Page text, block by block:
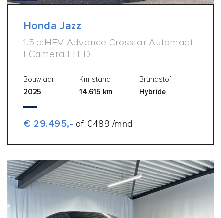
Honda Jazz
1.5 e:HEV Advance Crosstar Automaat
| Camera | LED
Bouwjaar
2025
Km-stand
14.615 km
Brandstof
Hybride
€ 29.495,- of €489 /mnd